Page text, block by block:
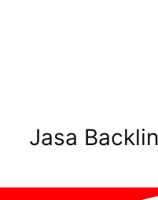
Jasa